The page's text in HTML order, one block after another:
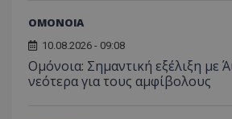
ΟΜΟΝΟΙΑ
10.08.2026 - 09:08
Ομόνοια: Σημαντική εξέλιξη με
νεότερα για τους αμφίβολους